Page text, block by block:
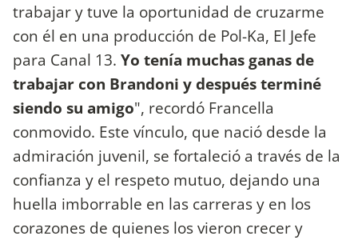
trabajar y tuve la oportunidad de cruzarme
con él en una producción de Pol-Ka, El Jefe
para Canal 13. Yo tenía muchas ganas de
trabajar con Brandoni y después terminé
siendo su amigo", recordó Francella
conmovido. Este vínculo, que nació desde la
admiración juvenil, se fortaleció a través de la
confianza y el respeto mutuo, dejando una
huella imborrable en las carreras y en los
corazones de quienes los vieron crecer y